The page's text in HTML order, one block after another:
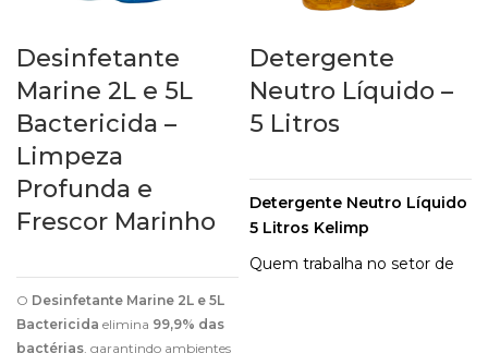
Desinfetante
Marine 2L e 5L
Bactericida –
Limpeza
Profunda e
Frescor Marinho
O Desinfetante Marine 2L e 5L
Bactericida elimina 99,9% das
bactérias, garantindo ambientes
Detergente
Neutro Líquido –
5 Litros
Detergente Neutro Líquido
5 Litros Kelimp
Quem trabalha no setor de